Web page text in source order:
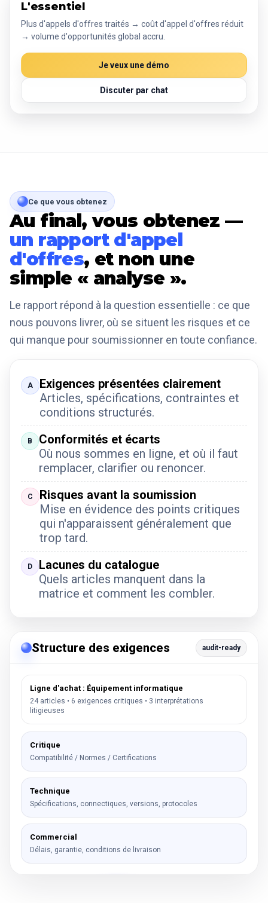
L'essentiel
Plus d'appels d'offres traités → coût d'appel d'offres réduit
→ volume d'opportunités global accru.
Je veux une démo
Discuter par chat
Ce que vous obtenez
Au final, vous obtenez —
un rapport d'appel
d'offres, et non une
simple « analyse ».
Le rapport répond à la question essentielle : ce que
nous pouvons livrer, où se situent les risques et ce
qui manque pour soumissionner en toute confiance.
A
Exigences présentées clairement
Articles, spécifications, contraintes et
conditions structurés.
B
Conformités et écarts
Où nous sommes en ligne, et où il faut
remplacer, clarifier ou renoncer.
C
Risques avant la soumission
Mise en évidence des points critiques
qui n'apparaissent généralement que
trop tard.
D
Lacunes du catalogue
Quels articles manquent dans la
matrice et comment les combler.
Structure des exigences audit-ready
Ligne d'achat : Équipement informatique
24 articles • 6 exigences critiques • 3 interprétations
litigieuses
Critique
Compatibilité / Normes / Certifications
Technique
Spécifications, connectiques, versions, protocoles
Commercial
Délais, garantie, conditions de livraison